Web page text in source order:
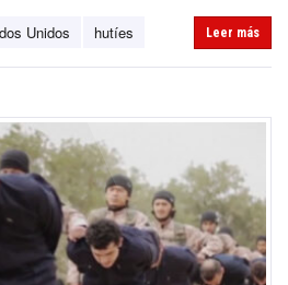
Unidos hutíes Leer más